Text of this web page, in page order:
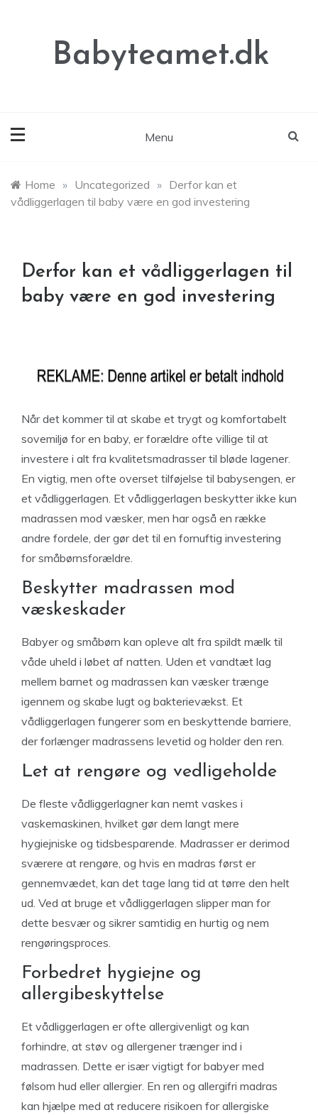
Babyteamet.dk
Menu
Home » Uncategorized » Derfor kan et
vådliggerlagen til baby være en god investering
Derfor kan et vådliggerlagen til
baby være en god investering
Når det kommer til at skabe et trygt og komfortabelt
sovemiljø for en baby, er forældre ofte villige til at
investere i alt fra kvalitetsmadrasser til bløde lagener.
En vigtig, men ofte overset tilføjelse til babysengen, er
et vådliggerlagen. Et vådliggerlagen beskytter ikke kun
madrassen mod væsker, men har også en række
andre fordele, der gør det til en fornuftig investering
for småbørnsforældre.
Beskytter madrassen mod
væskeskader
Babyer og småbørn kan opleve alt fra spildt mælk til
våde uheld i løbet af natten. Uden et vandtæt lag
mellem barnet og madrassen kan væsker trænge
igennem og skabe lugt og bakterievækst. Et
vådliggerlagen fungerer som en beskyttende barriere,
der forlænger madrassens levetid og holder den ren.
Let at rengøre og vedligeholde
De fleste vådliggerlagner kan nemt vaskes i
vaskemaskinen, hvilket gør dem langt mere
hygiejniske og tidsbesparende. Madrasser er derimod
sværere at rengøre, og hvis en madras først er
gennemvædet, kan det tage lang tid at tørre den helt
ud. Ved at bruge et vådliggerlagen slipper man for
dette besvær og sikrer samtidig en hurtig og nem
rengøringsproces.
Forbedret hygiejne og
allergibeskyttelse
Et vådliggerlagen er ofte allergivenligt og kan
forhindre, at støv og allergener trænger ind i
madrassen. Dette er især vigtigt for babyer med
følsom hud eller allergier. En ren og allergifri madras
kan hjælpe med at reducere risikoen for allergiske